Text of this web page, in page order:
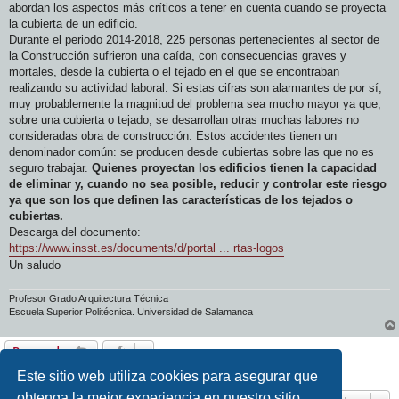
Este sitio web utiliza cookies para asegurar que
abordan los aspectos más críticos a tener en cuenta cuando se proyecta
la cubierta de un edificio.
Durante el periodo 2014-2018, 225 personas pertenecientes al sector de
la Construcción sufrieron una caída, con consecuencias graves y
mortales, desde la cubierta o el tejado en el que se encontraban
realizando su actividad laboral. Si estas cifras son alarmantes de por sí,
muy probablemente la magnitud del problema sea mucho mayor ya que,
sobre una cubierta o tejado, se desarrollan otras muchas labores no
consideradas obra de construcción. Estos accidentes tienen un
denominador común: se producen desde cubiertas sobre las que no es
seguro trabajar. Quienes proyectan los edificios tienen la capacidad
de eliminar y, cuando no sea posible, reducir y controlar este riesgo
ya que son los que definen las características de los tejados o
cubiertas.
Descarga del documento:
https://www.insst.es/documents/d/portal ... rtas-logos
Un saludo
Profesor Grado Arquitectura Técnica
Escuela Superior Politécnica. Universidad de Salamanca
Responder
1 mensaje • Página de 1